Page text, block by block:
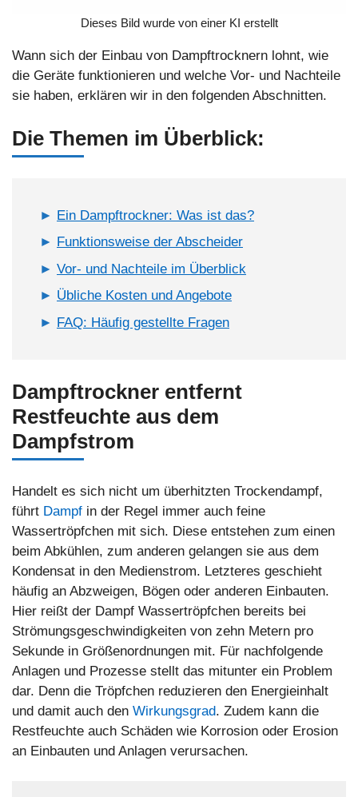
Dieses Bild wurde von einer KI erstellt
Wann sich der Einbau von Dampftrocknern lohnt, wie
die Geräte funktionieren und welche Vor- und Nachteile
sie haben, erklären wir in den folgenden Abschnitten.
Die Themen im Überblick:
Ein Dampftrockner: Was ist das?
Funktionsweise der Abscheider
Vor- und Nachteile im Überblick
Übliche Kosten und Angebote
FAQ: Häufig gestellte Fragen
Dampftrockner entfernt
Restfeuchte aus dem
Dampfstrom
Handelt es sich nicht um überhitzten Trockendampf,
führt Dampf in der Regel immer auch feine
Wassertröpfchen mit sich. Diese entstehen zum einen
beim Abkühlen, zum anderen gelangen sie aus dem
Kondensat in den Medienstrom. Letzteres geschieht
häufig an Abzweigen, Bögen oder anderen Einbauten.
Hier reißt der Dampf Wassertröpfchen bereits bei
Strömungsgeschwindigkeiten von zehn Metern pro
Sekunde in Größenordnungen mit. Für nachfolgende
Anlagen und Prozesse stellt das mitunter ein Problem
dar. Denn die Tröpfchen reduzieren den Energieinhalt
und damit auch den Wirkungsgrad. Zudem kann die
Restfeuchte auch Schäden wie Korrosion oder Erosion
an Einbauten und Anlagen verursachen.